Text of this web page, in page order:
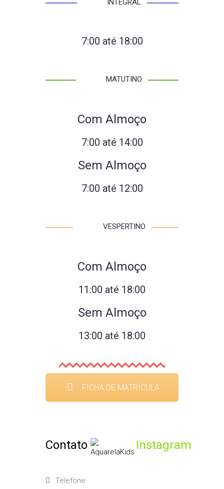
INTEGRAL
7:00 até 18:00
MATUTINO
Com Almoço
7:00 até 14:00
Sem Almoço
7:00 até 12:00
VESPERTINO
Com Almoço
11:00 até 18:00
Sem Almoço
13:00 até 18:00
FICHA DE MATRÌCULA
Contato
Telefone:
Instagram